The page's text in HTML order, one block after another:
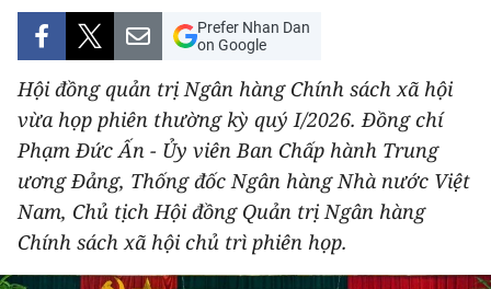
XÃ HỘI
PHÁP LUẬT
DU LỊCH
THẾ GIỚI
THỂ THAO
GIÁO DỤC
Prefer Nhan Dan
on Google
Hội đồng quản trị Ngân hàng Chính sách xã hội
vừa họp phiên thường kỳ quý I/2026. Đồng chí
Phạm Đức Ấn - Ủy viên Ban Chấp hành Trung
ương Đảng, Thống đốc Ngân hàng Nhà nước Việt
Nam, Chủ tịch Hội đồng Quản trị Ngân hàng
Chính sách xã hội chủ trì phiên họp.